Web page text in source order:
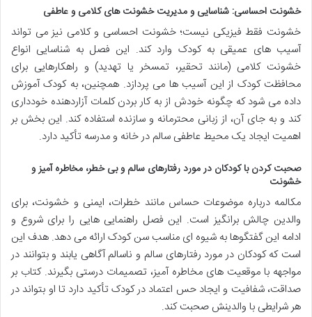
خشونت احساسی: شناسایی و مدیریت خشونت های کلامی و عاطفی
خشونت فقط فیزیکی نیست؛ خشونت احساسی و کلامی نیز می تواند
آسیب های عمیقی به کودک وارد کند. این فصل به شناسایی انواع
خشونت کلامی (مانند تحقیر، تمسخر یا تهدید) و راهکارهایی برای
محافظت کودک از این آسیب ها می پردازد. همچنین، به کودک آموزش
داده می شود که چگونه خودش از به کار بردن کلمات آزاردهنده خودداری
کند و به جای آن، از زبانی محترمانه و سازنده استفاده کند. این بخش بر
اهمیت ایجاد یک محیط عاطفی سالم در خانه و مدرسه تأکید دارد.
صحبت کردن با کودکان در مورد رفتارهای سالم و بی خطر، مخاطره آمیز و
خشونت
مکالمه درباره موضوعات حساس مانند خطرات، ایمنی و خشونت، برای
والدین چالش برانگیز است. این فصل راهنمایی هایی را برای شروع و
ادامه این گفتگوها به شیوه ای مناسب سن کودک ارائه می دهد. هدف این
است که کودکان در مورد رفتارهای سالم و ناسالم آگاهی یابند و بتوانند در
مواجهه با موقعیت های مخاطره آمیز، تصمیمات درستی بگیرند. کتاب بر
صداقت، شفافیت و ایجاد حس اعتماد در کودک تأکید دارد تا او بتواند در
هر شرایطی با والدینش صحبت کند.